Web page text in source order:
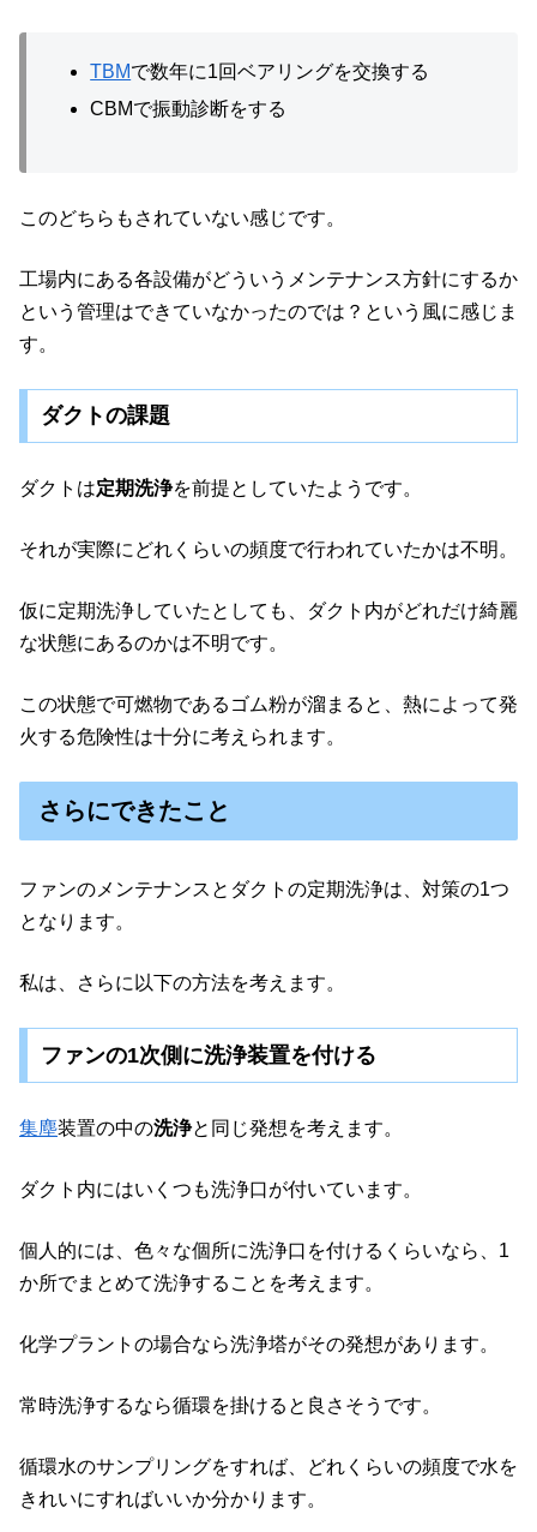
TBMで数年に1回ベアリングを交換する
CBMで振動診断をする
このどちらもされていない感じです。
工場内にある各設備がどういうメンテナンス方針にするか
という管理はできていなかったのでは？という風に感じま
す。
ダクトの課題
ダクトは定期洗浄を前提としていたようです。
それが実際にどれくらいの頻度で行われていたかは不明。
仮に定期洗浄していたとしても、ダクト内がどれだけ綺麗
な状態にあるのかは不明です。
この状態で可燃物であるゴム粉が溜まると、熱によって発
火する危険性は十分に考えられます。
さらにできたこと
ファンのメンテナンスとダクトの定期洗浄は、対策の1つ
となります。
私は、さらに以下の方法を考えます。
ファンの1次側に洗浄装置を付ける
集塵装置の中の洗浄と同じ発想を考えます。
ダクト内にはいくつも洗浄口が付いています。
個人的には、色々な個所に洗浄口を付けるくらいなら、1
か所でまとめて洗浄することを考えます。
化学プラントの場合なら洗浄塔がその発想があります。
常時洗浄するなら循環を掛けると良さそうです。
循環水のサンプリングをすれば、どれくらいの頻度で水を
きれいにすればいいか分かります。